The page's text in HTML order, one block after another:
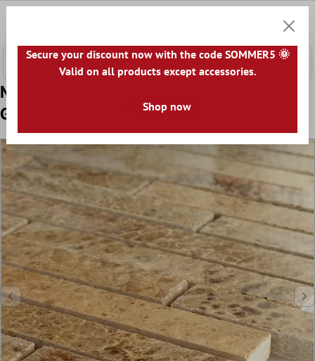
Muster von Mosaikfliesen Marmor Braun
Gold Poliert
Secure your discount now with the code SOMMER5 🌞
Valid on all products except accessories.
Shop now